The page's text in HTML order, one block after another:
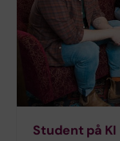
Student på KI